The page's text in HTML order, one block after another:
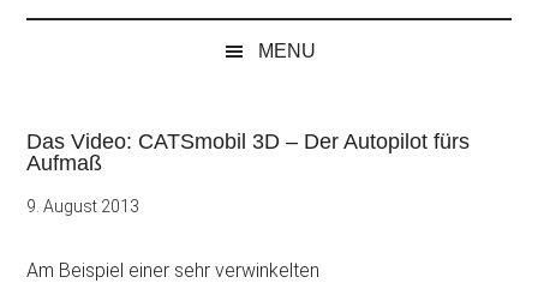
und
MENU
Das Video: CATSmobil 3D – Der Autopilot fürs
Aufmaß
9. August 2013
Am Beispiel einer sehr verwinkelten